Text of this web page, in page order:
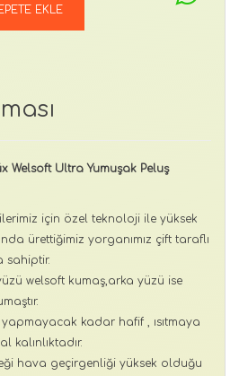
Welsoft Ultra Yumuşak Peluş
için özel teknoloji ile yüksek
ürettiğimiz yorganımız çift taraflı
sahiptir.
welsoft kumaş,arka yüzü ise
yapmayacak kadar hafif , ısıtmaya
kalınlıktadır.
hava geçirgenliği yüksek olduğu